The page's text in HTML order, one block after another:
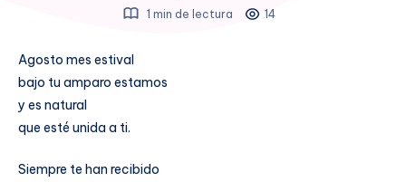
1 min de lectura
14
Agosto mes estival
bajo tu amparo estamos
y es natural
que esté unida a ti.
Siempre te han recibido